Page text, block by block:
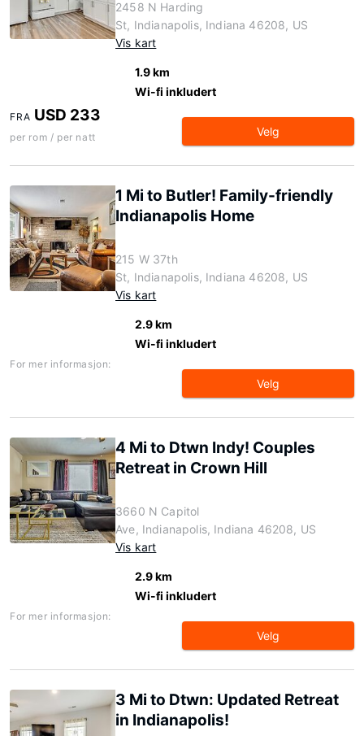
2458 N Harding
St, Indianapolis, Indiana 46208, US
Vis kart
1.9 km
Wi-fi inkludert
FRA USD 233
per rom / per natt Velg
1 Mi to Butler! Family-friendly
Indianapolis Home
215 W 37th
St, Indianapolis, Indiana 46208, US
Vis kart
2.9 km
Wi-fi inkludert
For mer informasjon:
Velg
4 Mi to Dtwn Indy! Couples
Retreat in Crown Hill
3660 N Capitol
Ave, Indianapolis, Indiana 46208, US
Vis kart
2.9 km
Wi-fi inkludert
For mer informasjon:
Velg
3 Mi to Dtwn: Updated Retreat
in Indianapolis!